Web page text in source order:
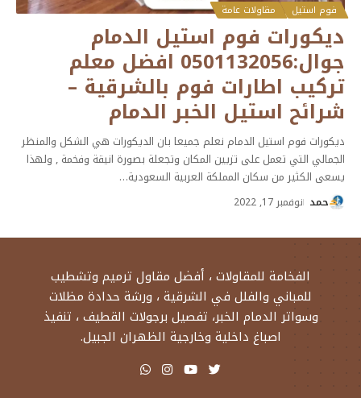
فوم استيل مقاولات عامة
ديكورات فوم استيل الدمام
جوال:0501132056 افضل معلم
تركيب اطارات فوم بالشرقية –
شرائح استيل الخبر الدمام
ديكورات فوم استيل الدمام نعلم جميعا بان الديكورات هي الشكل والمنظر
الجمالي التي تعمل على تزيين المكان وتجعلة بصورة انيقة وفخمة , ولهذا
يسعى الكثير من سكان المملكة العربية السعودية…
حمد نوفمبر 17, 2022
الفخامة للمقاولات ، أفضل مقاول ترميم وتشطيب
للمباني والفلل في الشرقية ، ورشة حدادة مظلات
وسواتر الدمام الخبر، تفصيل برجولات القطيف ، تنفيذ
اصباغ داخلية وخارجية الظهران الجبيل.